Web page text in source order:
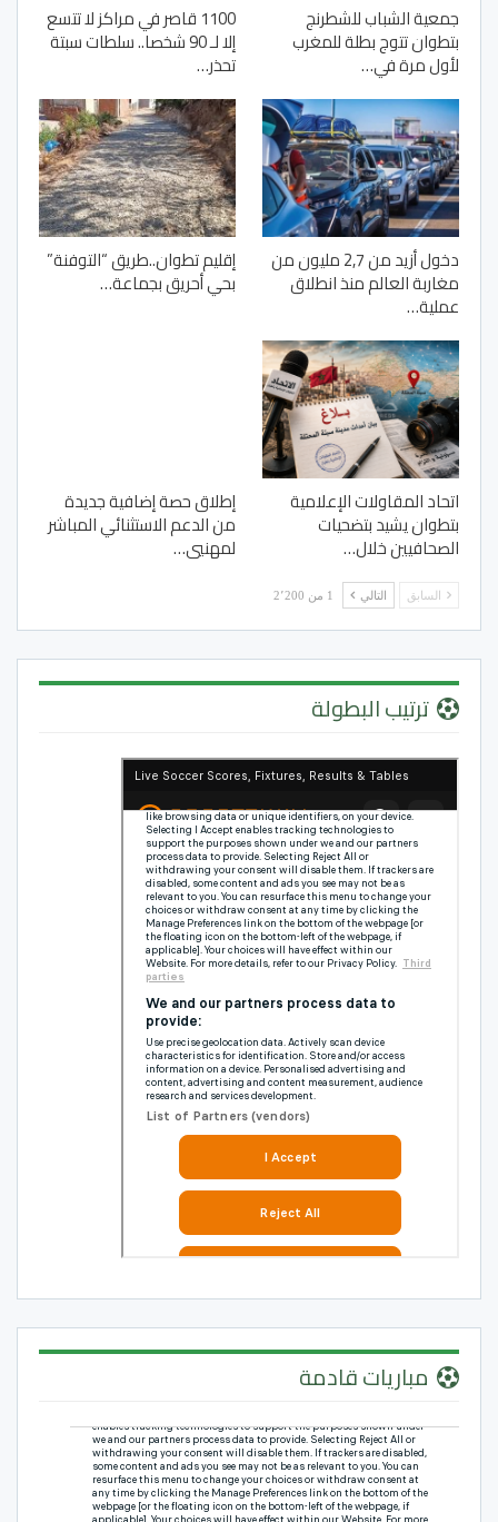
جمعية الشباب للشطرنج
بتطوان تتوج بطلة للمغرب
لأول مرة في…
1100 قاصر في مراكز لا تتسع
إلا لـ 90 شخصا.. سلطات سبتة
تحذر…
دخول أزيد من 2,7 مليون من
مغاربة العالم منذ انطلاق
عملية…
إقليم تطوان..طريق “التوفنة”
بحي أحريق بجماعة…
اتحاد المقاولات الإعلامية
بتطوان يشيد بتضحيات
الصحافيين خلال…
إطلاق حصة إضافية جديدة
من الدعم الاستثنائي المباشر
لمهنيي…
السابق التالي 1 من 2٬200
ترتيب البطولة
مباريات قادمة